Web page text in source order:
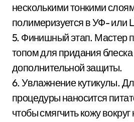
несколькими тонкими
полимеризуется в УФ- или
5. Финишный этап. Мастер
топом для придания блеска
дополнительной защиты.
6. Увлажнение кутикулы.
процедуры наносится
чтобы смягчить кожу вокруг